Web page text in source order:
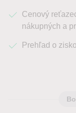
Cenový
nákupných a
Prehľad o